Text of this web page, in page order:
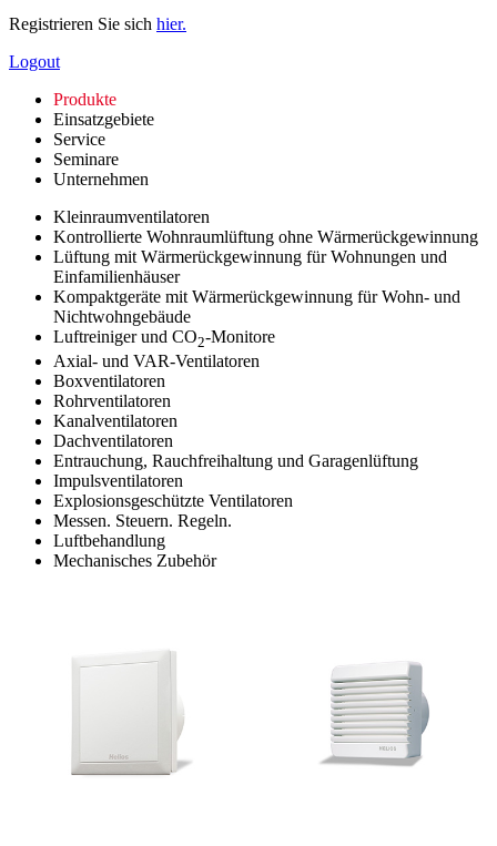
Registrieren Sie sich hier.
Logout
Produkte
Einsatzgebiete
Service
Seminare
Unternehmen
Kleinraumventilatoren
Kontrollierte Wohnraumlüftung ohne Wärmerückgewinnung
Lüftung mit Wärmerückgewinnung für Wohnungen und
Einfamilienhäuser
Kompaktgeräte mit Wärmerückgewinnung für Wohn- und
Nichtwohngebäude
Luftreiniger und CO2-Monitore
Axial- und VAR-Ventilatoren
Boxventilatoren
Rohrventilatoren
Kanalventilatoren
Dachventilatoren
Entrauchung, Rauchfreihaltung und Garagenlüftung
Impulsventilatoren
Explosionsgeschützte Ventilatoren
Messen. Steuern. Regeln.
Luftbehandlung
Mechanisches Zubehör